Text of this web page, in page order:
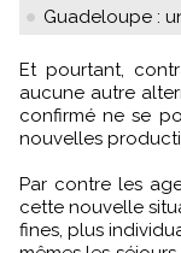
Guadeloupe :
Et pourtant, contrairement à l’exploitation des énergies,
aucune autre
confirmé ne se
nouvelles
Par contre les
cette nouvelle
fines, plus